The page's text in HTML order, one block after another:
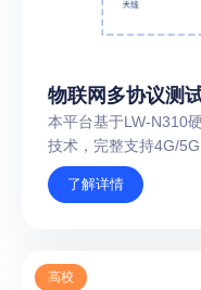
物联网多协议测
本平台基于LW-N310
技术，完整支持4G/
了解详情
高校